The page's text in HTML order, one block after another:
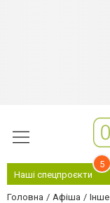
Наші спецпроєкти
5
Головна Афіша Інше